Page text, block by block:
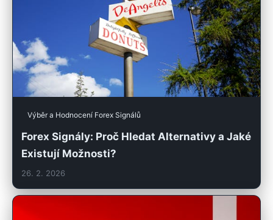
Výběr a Hodnocení Forex Signálů
Forex Signály: Proč Hledat Alternativy a Jaké
Existují Možnosti?
26. 2. 2026